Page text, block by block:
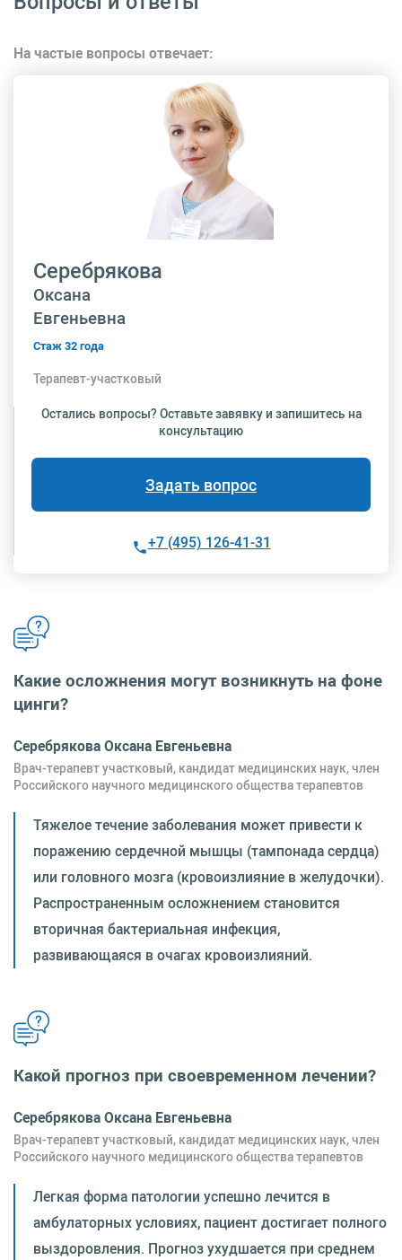
На частые вопросы отвечает:
Серебрякова
Оксана
Евгеньевна
Стаж 32 года
Терапевт-участковый
Остались вопросы? Оставьте завявку и запишитесь на
консультацию
Задать вопрос
+7 (495) 126-41-31
Какие осложнения могут возникнуть на фоне
цинги?
Серебрякова Оксана Евгеньевна
Врач-терапевт участковый, кандидат медицинских наук, член
Российского научного медицинского общества терапевтов
Тяжелое течение заболевания может привести к
поражению сердечной мышцы (тампонада сердца)
или головного мозга (кровоизлияние в желудочки).
Распространенным осложнением становится
вторичная бактериальная инфекция,
развивающаяся в очагах кровоизлияний.
Какой прогноз при своевременном лечении?
Серебрякова Оксана Евгеньевна
Врач-терапевт участковый, кандидат медицинских наук, член
Российского научного медицинского общества терапевтов
Легкая форма патологии успешно лечится в
амбулаторных условиях, пациент достигает полного
выздоровления. Прогноз ухудшается при среднем